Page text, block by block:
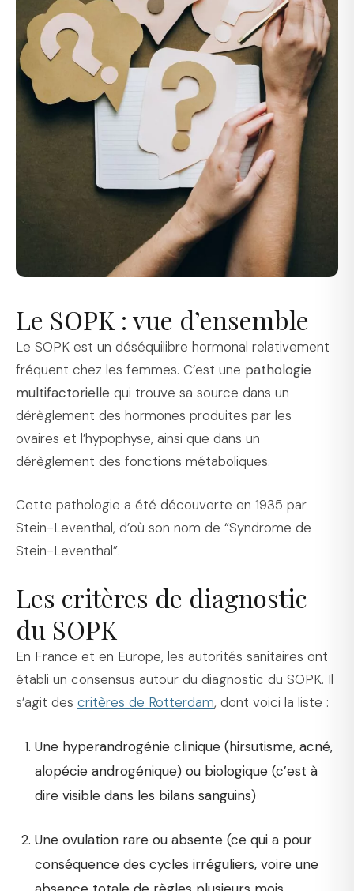
Le SOPK : vue d’ensemble
Le SOPK est un déséquilibre hormonal relativement
fréquent chez les femmes. C’est une pathologie
multifactorielle qui trouve sa source dans un
dérèglement des hormones produites par les
ovaires et l’hypophyse, ainsi que dans un
dérèglement des fonctions métaboliques.
Cette pathologie a été découverte en 1935 par
Stein-Leventhal, d’où son nom de “Syndrome de
Stein-Leventhal”.
Les critères de diagnostic
du SOPK
En France et en Europe, les autorités sanitaires ont
établi un consensus autour du diagnostic du SOPK. Il
s’agit des critères de Rotterdam, dont voici la liste :
Une hyperandrogénie clinique (hirsutisme, acné,
alopécie androgénique) ou biologique (c’est à
dire visible dans les bilans sanguins)
Une ovulation rare ou absente (ce qui a pour
conséquence des cycles irréguliers, voire une